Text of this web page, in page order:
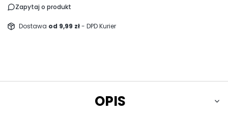
Zapytaj o produkt
Dostawa od 9,99 zł- DPD Kurier
OPIS